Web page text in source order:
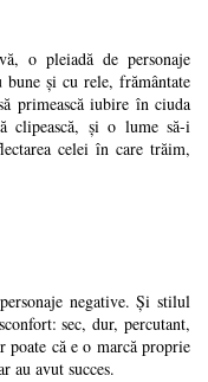
o pleiadă de personaje
bune și cu rele, frământate
primească iubire în ciuda
clipească, și o lume să-i
celei în care trăim,
negative. Și stilul
sec, dur, percutant,
că e o marcă proprie
au avut succes.